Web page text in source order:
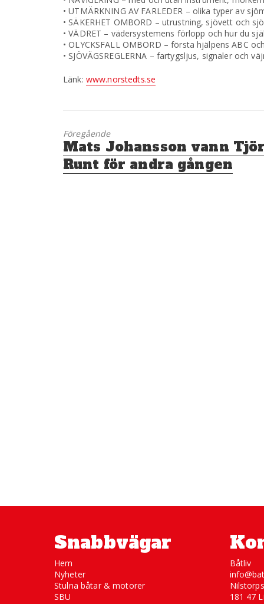
• UTMÄRKNING AV FARLEDER – olika typer av
• SÄKERHET OMBORD – utrustning, sjövett och
• VÄDRET – vädersystemens förlopp och hur du
• OLYCKSFALL OMBORD – första hjälpens ABC
• SJÖVÄGSREGLERNA – fartygsljus, signaler och
Länk: www.norstedts.se
Föregående
Föregående
inlägg:
Mats Johansson vann
Runt för andra gången
Snabbvägar
Hem
Nyheter
Stulna båtar & motorer
SBU
Båtliv
181 47